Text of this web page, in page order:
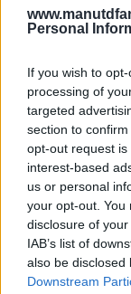
Personal
If you wish to
processing of
targeted
section to
opt-out request
interest-based
us or personal
your opt-out. You
disclosure of
IAB’s list of
also be disclosed
Downstream